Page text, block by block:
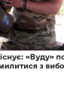
«Вуду»
з